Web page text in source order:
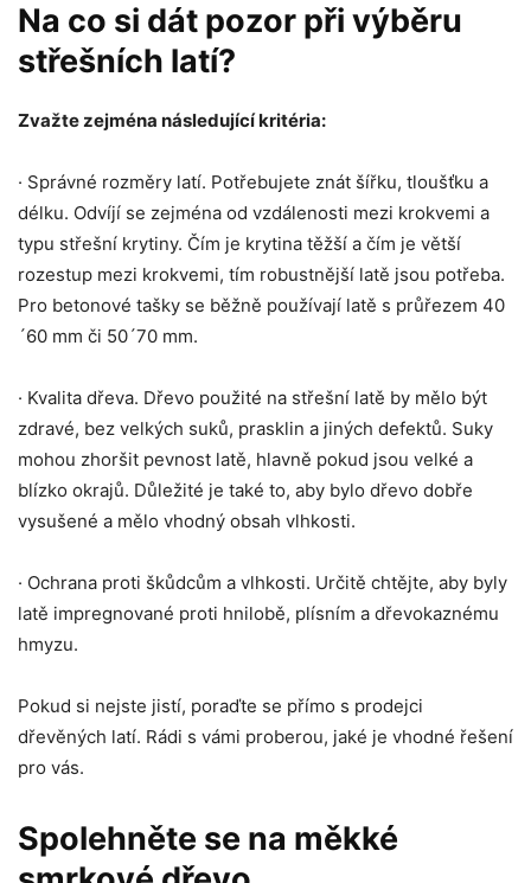
Na co si dát pozor při výběru
střešních latí?
Zvažte zejména následující kritéria:
· Správné rozměry latí. Potřebujete znát šířku, tloušťku a
délku. Odvíjí se zejména od vzdálenosti mezi krokvemi a
typu střešní krytiny. Čím je krytina těžší a čím je větší
rozestup mezi krokvemi, tím robustnější latě jsou potřeba.
Pro betonové tašky se běžně používají latě s průřezem 40
´60 mm či 50´70 mm.
· Kvalita dřeva. Dřevo použité na střešní latě by mělo být
zdravé, bez velkých suků, prasklin a jiných defektů. Suky
mohou zhoršit pevnost latě, hlavně pokud jsou velké a
blízko okrajů. Důležité je také to, aby bylo dřevo dobře
vysušené a mělo vhodný obsah vlhkosti.
· Ochrana proti škůdcům a vlhkosti. Určitě chtějte, aby byly
latě impregnované proti hnilobě, plísním a dřevokaznému
hmyzu.
Pokud si nejste jistí, poraďte se přímo s prodejci
dřevěných latí. Rádi s vámi proberou, jaké je vhodné řešení
pro vás.
Spolehněte se na měkké